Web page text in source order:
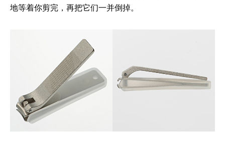
地等着你剪完，再把它们一并倒掉。